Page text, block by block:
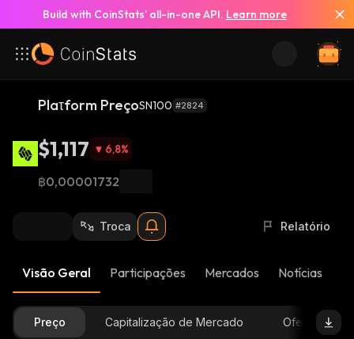
Build with CoinStats’ all-in-one API. Learn more
Plaτform PreçoSN100 #2824
$1,117 6,8%
฿0,00001732
Troca Relatório
Visão Geral Participações Mercados Notícias
Preço Capitalização de Mercado Oferta